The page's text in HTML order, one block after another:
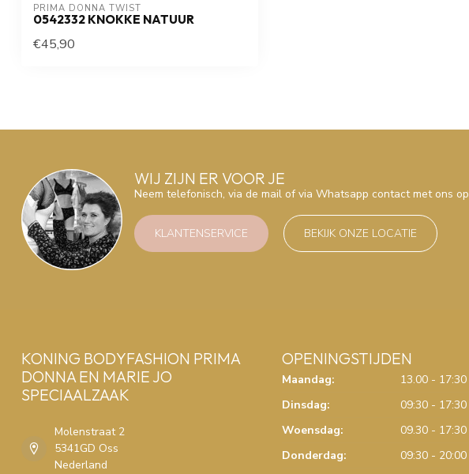
PRIMA DONNA TWIST
0542332 KNOKKE NATUUR
€45,90
WIJ ZIJN ER VOOR JE
Neem telefonisch, via de mail of via Whatsapp contact met ons op
KLANTENSERVICE BEKIJK ONZE LOCATIE
KONING BODYFASHION PRIMA
DONNA EN MARIE JO
SPECIAALZAAK
Molenstraat 2
5341GD Oss
Nederland
OPENINGSTIJDEN
Maandag:
13.00 - 17:30
Dinsdag:
09:30 - 17:30
Woensdag:
09.30 - 17:30
Donderdag:
09:30 - 20:00